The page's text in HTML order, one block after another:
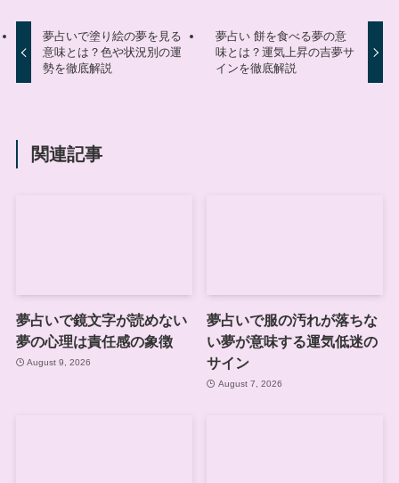
夢占いで塗り絵の夢を見る
意味とは？色や状況別の運
勢を徹底解説
夢占い 餅を食べる夢の意
味とは？運気上昇の吉夢サ
インを徹底解説
関連記事
夢占いで鏡文字が読めない
夢の心理は責任感の象徴
August 9, 2026
夢占いで服の汚れが落ちな
い夢が意味する運気低迷の
サイン
August 7, 2026